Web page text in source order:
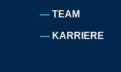
TEAM
KARRIERE